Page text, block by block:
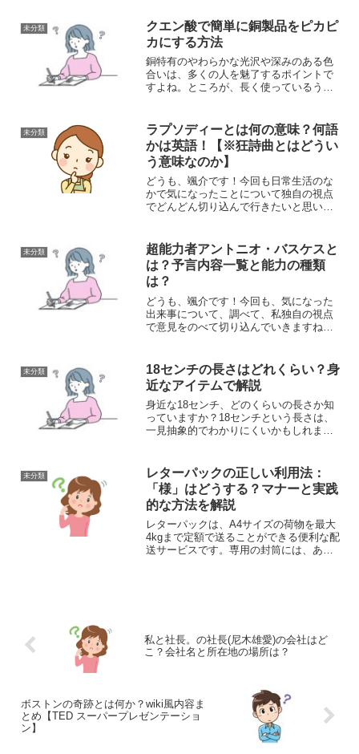
は、美容整形外科高須クリニックの高須
克弥院長が「歯列矯正の歯が...
未分類
クエン酸で簡単に銅製品をピカピ
カにする方法
銅特有のやわらかな光沢や深みのある色
合いは、多くの人を魅了するポイントで
すよね。ところが、長く使っているうち
す。そんなときに活躍してくれるのが、
実は身近な「クエン酸」。...
未分類
ラプソディーとは何の意味？何語
かは英語！【※狂詩曲とはどうい
う意味なのか】
どうも、颯介です！今回も日常生活のな
かで気になったことについて独自の視点
でどんどん切り込んで行きたいと思いま
ディー」という言葉の意味についてで
す。元々の言語が何語かは英語...
未分類
超能力者アントニオ・バスケスと
は？予言内容一覧と能力の種類
は？
どうも、颯介です！今回も、気になった
出来事について、調べて、私独自の視点
で意見をのべて切り込んでいきますね～
が「米朝戦争は起きない」などと予言し
たというニュースです。そ...
未分類
18センチの長さはどれくらい？身
近なアイテムで解説
身近な18センチ、どのくらいの長さか知
っていますか？18センチという長さは、
一見抽象的でわかりにくいかもしれませ
さ、A5ノートの短辺、キッチンツールの
一部など、普段手に...
未分類
レターパックの正しい利用法：
「様」はどうする？マナーと実践
的な方法を解説
レターパックは、A4サイズの荷物を最大
4kgまで定額で送ることができる便利な配
送サービスです。専用の封筒には、あら
私と社長。の社長(尼木雄愛)の会社はど
こ？会社名と所在地の場所は？
ボストンの奇跡とは何か？wiki風内容ま
とめ【TED スーパープレゼンテーショ
ン】